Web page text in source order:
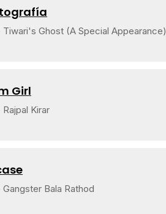
Ghost (A Special Appearance)
Girl
Kirar
Bala Rathod